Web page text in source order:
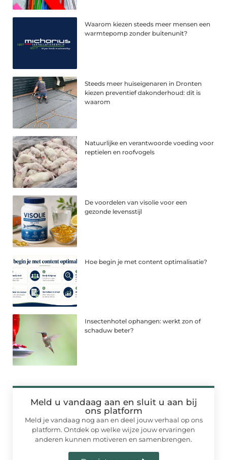
Waarom kiezen steeds meer mensen een
warmtepomp zonder buitenunit?
Steeds meer huiseigenaren in Dronten
kiezen preventief dakonderhoud: dit is
waarom
Natuurlijke en verantwoorde voeding voor
reptielen en roofvogels
De voordelen van visolie voor een
gezonde levensstijl
Hoe begin je met content optimalisatie?
Insectenhotel ophangen: werkt zon of
schaduw beter?
Meld u vandaag aan en sluit u aan bij
ons platform
Meld je vandaag nog aan en deel jouw verhaal op ons
platform. Ontdek op welke wijze jouw ervaringen
anderen kunnen motiveren en samenbrengen.